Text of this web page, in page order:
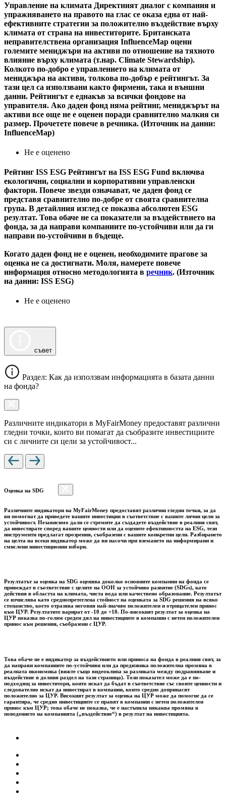
Управление на климата Директният диалог с компания и
упражняването на правото на глас се оказа една от най-
ефективните стратегии за положително въздействие върху
климата от страна на инвеститорите. Британската
неправителствена организация InfluenceMap оцени
големите мениджъри на активи по отношение на тяхното
влияние върху климата (т.нар. Climate Stewardship).
Колкото по-добро е управлението на климата от
мениджъра на активи, толкова по-добър е рейтингът. За
тази цел са използвани както фирмени, така и външни
данни. Рейтингът е еднакъв за всички фондове на
управителя. Ако даден фонд няма рейтинг, мениджърът на
активи все още не е оценен поради сравнително малкия си
размер. Прочетете повече в речника. (Източник на данни:
InfluenceMap)
Не е оценено
Рейтинг ISS ESG Рейтингът на ISS ESG Fund включва
екологични, социални и корпоративни управленски
фактори. Повече звезди означават, че даден фонд се
представя сравнително по-добре от своята сравнителна
група. В детайлния изглед се показва абсолютен ESG
резултат. Това обаче не са показатели за въздействието на
фонда, за да направи компаниите по-устойчиви или да ги
направи по-устойчиви в бъдеще.
Когато даден фонд не е оценен, необходимите прагове за
оценка не са достигнати. Моля, намерете повече
информация относно методологията в речник. (Източник
на данни: ISS ESG)
Не е оценено
съвет
Раздел: Как да използвам информацията в базата данни
на фонда?
Различните индикатори в MyFairMoney предоставят различни
гледни точки, които ви помагат да съобразите инвестициите
си с личните си цели за устойчивост...
Оценка на SDG
Различните индикатори на MyFairMoney предоставят различни гледни точки, за да
ви помогнат да приведете вашите инвестиции в съответствие с вашите лични цели за
устойчивост. Независимо дали се стремите да създадете въздействие в реалния свят,
да инвестирате според вашите ценности или да оцените ефективността на ESG, тези
инструменти предлагат прозрения, съобразени с вашите конкретни цели. Разбирането
на целта на всеки индикатор може да ви насочи при вземането на информирани и
смислени инвестиционни избори.
Резултатът за оценка на SDG оценява доколко основните компании на фонда се
привеждат в съответствие с целите на ООН за устойчиво развитие (SDGs), като
действия в областта на климата, чиста вода или качествено образование. Резултатът
се изчислява като среднопретеглена стойност на оценката за SDG решения на всяко
стопанство, което отразява неговия най-значим положителен и отрицателен принос
към ЦУР. Резултатите варират от -10 до +10. По-високият резултат за оценка на
ЦУР показва по-голям среден дял на инвестициите в компании с нетен положителен
принос към решения, съобразени с ЦУР.
Това обаче не е индикатор за въздействието или приноса на фонда в реалния свят, за
да направи компаниите по-устойчиви или да предизвика положителна промяна в
реалната икономика (вижте също видеоклипа за разликата между подравняване и
въздействие в долния раздел на тази страница). Този показател може да е по-
подходящ за инвеститори, които искат да бъдат в съответствие със своите ценности и
следователно искат да инвестират в компании, които средно допринасят
положително за ЦУР. Високият резултат за оценка на ЦУР може да помогне да се
гарантира, че средно инвестициите се правят в компании с нетен положителен
принос към ЦУР; това обаче не показва, че е настъпила някаква промяна в
поведението на компанията („въздействие“) в резултат на инвестицията.